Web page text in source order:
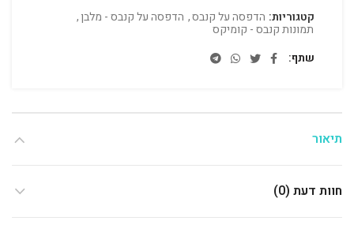
קטגוריות: הדפסה על קנבס, הדפסה על קנבס - מלבן,
תמונות קנבס - קומיקס
שתף
תיאור
חוות דעת (0)